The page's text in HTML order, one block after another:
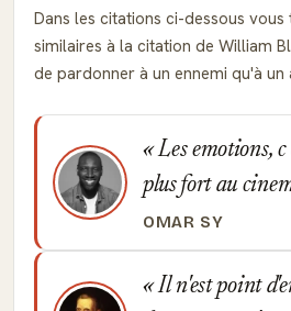
Dans les citations ci-dessous
similaires à la citation de William
de pardonner à un ennemi qu'à un
Les emotions, c
plus fort au
OMAR SY
Il n'est point